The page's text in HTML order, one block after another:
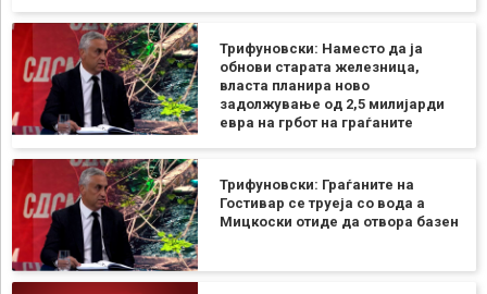
Трифуновски: Наместо да ја
обнови старата железница,
власта планира ново
задолжување од 2,5 милијарди
евра на грбот на граѓаните
Трифуновски: Граѓаните на
Гостивар се труеја со вода а
Мицкоски отиде да отвора базен